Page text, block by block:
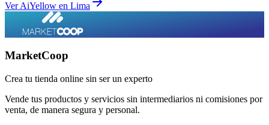
VerAiYellow en Lima
MarketCoop
Crea tu tienda online sin ser un experto
Vende tus productos y servicios sin intermediarios ni comisiones por
venta, de manera segura y personal.